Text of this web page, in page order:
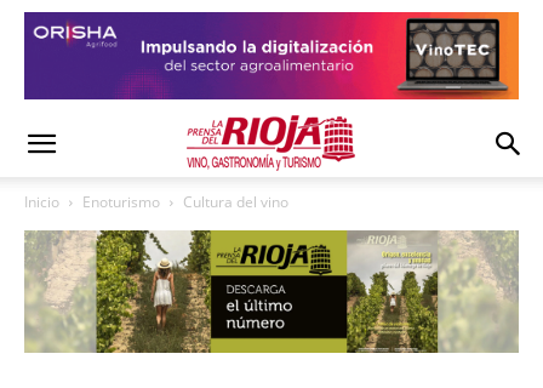
Inicio Enoturismo Cultura del vino